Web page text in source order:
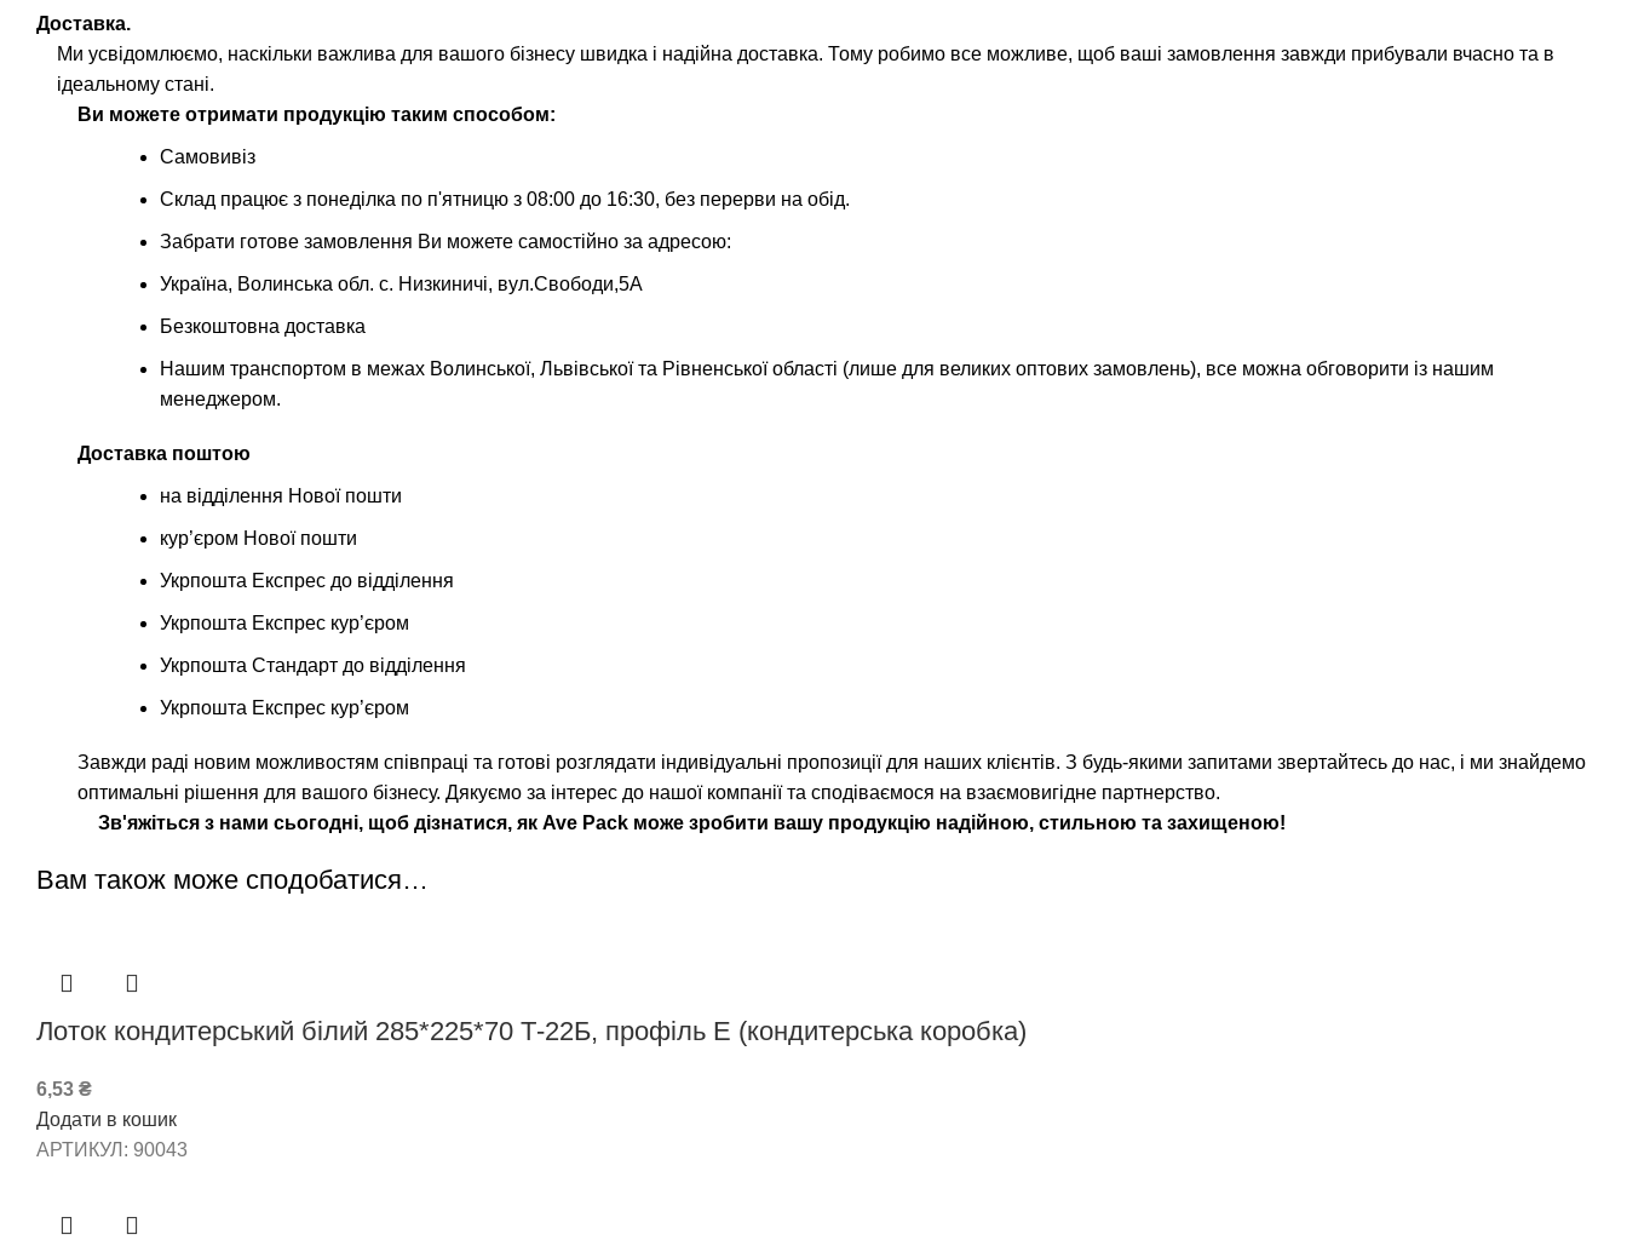
Доставка.
Ми усвідомлюємо, наскільки важлива для вашого бізнесу швидка і надійна доставка. Тому робимо все можливе, щоб ваші замовлення завжди прибували вчасно та в
ідеальному стані.
Ви можете отримати продукцію таким способом:
Самовивіз
Склад працює з понеділка по п'ятницю з 08:00 до 16:30, без перерви на обід.
Забрати готове замовлення Ви можете самостійно за адресою:
Україна, Волинська обл. с. Низкиничі, вул.Свободи,5А
Безкоштовна доставка
Нашим транспортом в межах Волинської, Львівської та Рівненської області (лише для великих оптових замовлень), все можна обговорити із нашим
менеджером.
Доставка поштою
на відділення Нової пошти
кур’єром Нової пошти
Укрпошта Експрес до відділення
Укрпошта Експрес кур’єром
Укрпошта Стандарт до відділення
Укрпошта Експрес кур’єром
Завжди раді новим можливостям співпраці та готові розглядати індивідуальні пропозиції для наших клієнтів. З будь-якими запитами звертайтесь до нас, і ми знайдемо
оптимальні рішення для вашого бізнесу. Дякуємо за інтерес до нашої компанії та сподіваємося на взаємовигідне партнерство.
Зв'яжіться з нами сьогодні, щоб дізнатися, як Ave Pack може зробити вашу продукцію надійною, стильною та захищеною!
Вам також може сподобатися…
Лоток кондитерський білий 285*225*70 Т-22Б, профіль Е (кондитерська коробка)
6,53 ₴
Додати в кошик
АРТИКУЛ: 90043